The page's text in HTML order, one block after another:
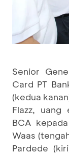
Senior
Card PT
(kedua
Flazz, uang
BCA
Waas
Pardede